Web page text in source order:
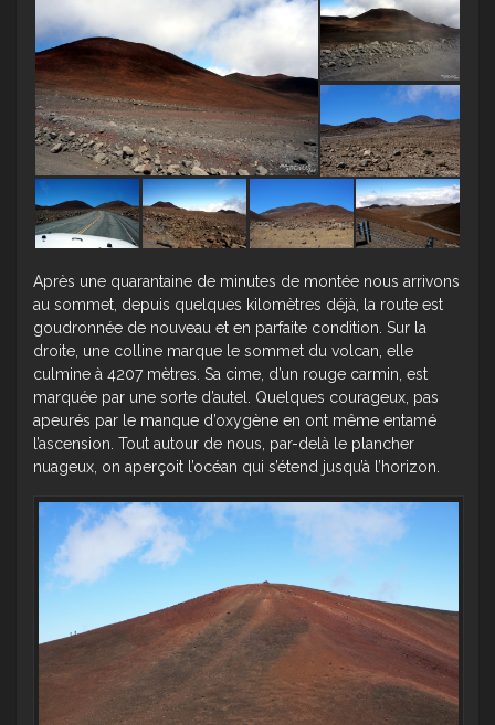
Après une quarantaine de minutes de montée nous arrivons
au sommet, depuis quelques kilomètres déjà, la route est
goudronnée de nouveau et en parfaite condition. Sur la
droite, une colline marque le sommet du volcan, elle
culmine à 4207 mètres. Sa cime, d’un rouge carmin, est
marquée par une sorte d’autel. Quelques courageux, pas
apeurés par le manque d’oxygène en ont même entamé
l’ascension. Tout autour de nous, par-delà le plancher
nuageux, on aperçoit l’océan qui s’étend jusqu’à l’horizon.